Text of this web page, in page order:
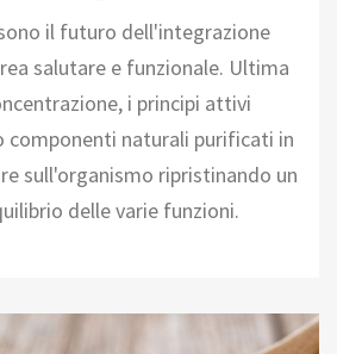
il futuro dell'integrazione
salutare e funzionale. Ultima
i principi attivi
componenti naturali purificati in
sull'organismo ripristinando un
delle varie funzioni.